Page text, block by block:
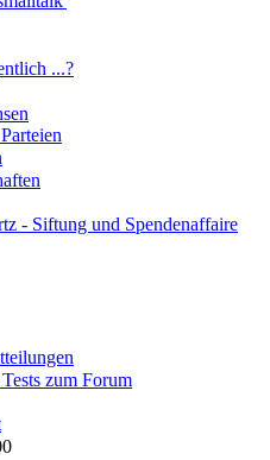
...?
- Siftung und Spendenaffaire
zum Forum